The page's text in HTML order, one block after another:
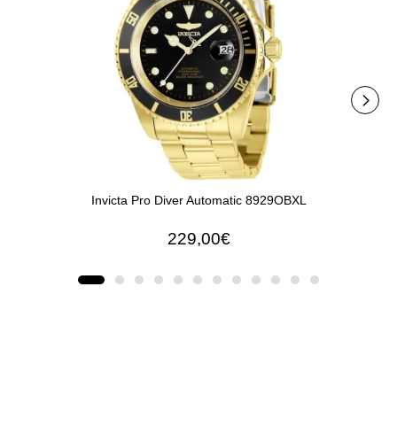
Invicta Pro Diver Automatic 8929OBXL
229,00€